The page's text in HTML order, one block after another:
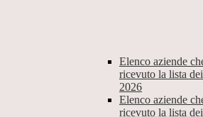
Elenco aziende
ricevuto la lista
2026
Elenco aziende
ricevuto la lista